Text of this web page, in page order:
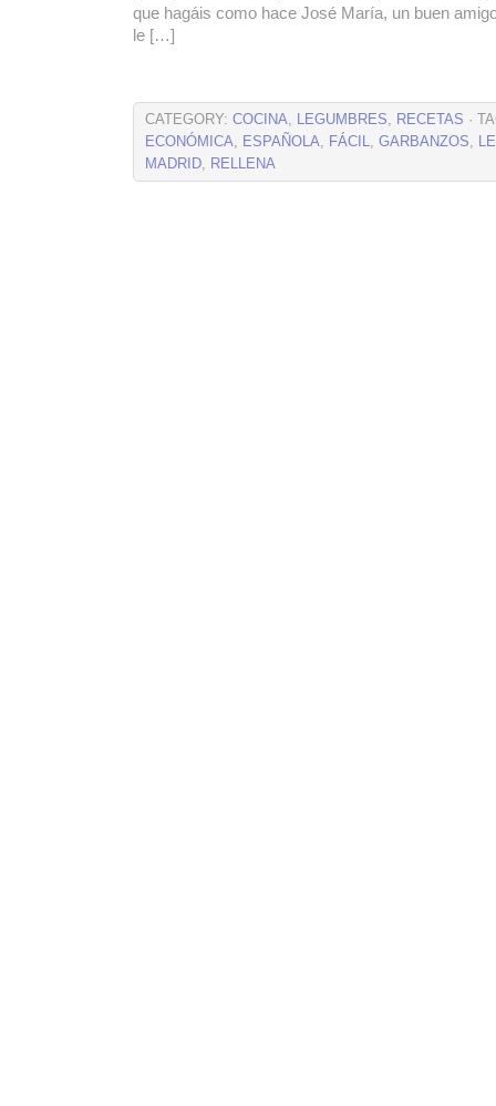
que hagáis como hace José María, un buen
le […]
CATEGORY: COCINA, LEGUMBRES, RECETAS ·
ECONÓMICA, ESPAÑOLA, FÁCIL, GARBANZOS,
MADRID, RELLENA